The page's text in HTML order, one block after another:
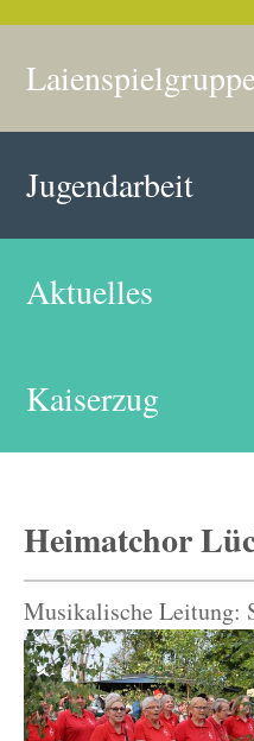
Jugendarbeit
Aktuelles
Kaiserzug
Heimatchor
Musikalische Leitung: